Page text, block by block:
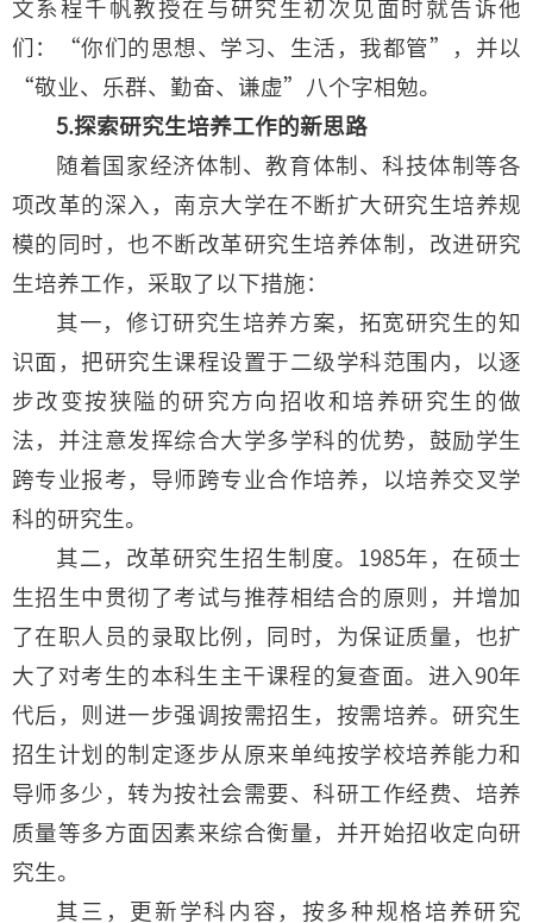
文系程千帆教授在与研究生初次见面时就告诉他
们：“你们的思想、学习、生活，我都管”，并以
“敬业、乐群、勤奋、谦虚”八个字相勉。
5.探索研究生培养工作的新思路
随着国家经济体制、教育体制、科技体制等各
项改革的深入，南京大学在不断扩大研究生培养规
模的同时，也不断改革研究生培养体制，改进研究
生培养工作，采取了以下措施：
其一，修订研究生培养方案，拓宽研究生的知
识面，把研究生课程设置于二级学科范围内，以逐
步改变按狭隘的研究方向招收和培养研究生的做
法，并注意发挥综合大学多学科的优势，鼓励学生
跨专业报考，导师跨专业合作培养，以培养交叉学
科的研究生。
其二，改革研究生招生制度。1985年，在硕士
生招生中贯彻了考试与推荐相结合的原则，并增加
了在职人员的录取比例，同时，为保证质量，也扩
大了对考生的本科生主干课程的复查面。进入90年
代后，则进一步强调按需招生，按需培养。研究生
招生计划的制定逐步从原来单纯按学校培养能力和
导师多少，转为按社会需要、科研工作经费、培养
质量等多方面因素来综合衡量，并开始招收定向研
究生。
其三，更新学科内容，按多种规格培养研究